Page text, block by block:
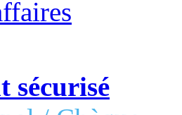
sécurisé